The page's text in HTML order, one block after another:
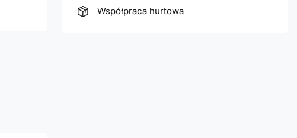
Współpraca hurtowa